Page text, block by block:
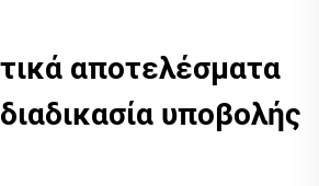
αποτελέσματα
υποβολής